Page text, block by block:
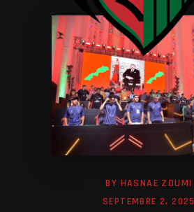
BY HASNAE ZOUMI
SEPTEMBRE 2, 2025